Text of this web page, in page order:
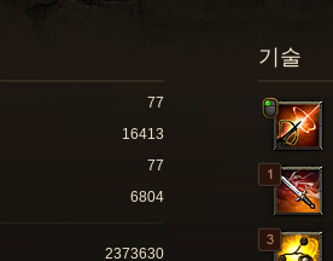
기술
77
16413
77
6804
2373630